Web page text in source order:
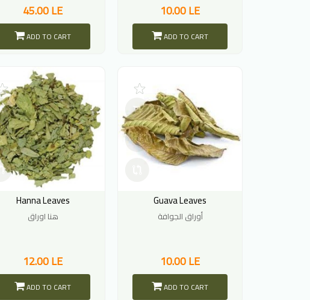
45.00 LE
ADD TO CART
10.00 LE
ADD TO CART
Hanna Leaves
هنا اوراق
12.00 LE
ADD TO CART
Guava Leaves
أوراق الجوافة
10.00 LE
ADD TO CART